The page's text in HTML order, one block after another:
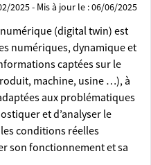
2025 - Mis à jour le : 06/06/2025
(digital twin) est
numériques, dynamique et
captées sur le
machine, usine …), à
aux problématiques
et d’analyser le
conditions réelles
son fonctionnement et sa